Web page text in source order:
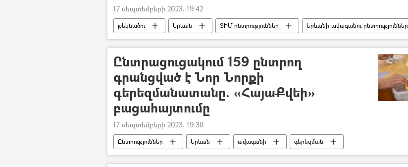
17 սեպտեմբերի 2023, 19:42
թեկնածու Երևան ՏԻՄ ընտրություններ Երևանի ավագանու ընտրություններ
Ընտրացուցակում 159 ընտրող
գրանցված է Նոր Նորքի
գերեզմանատանը. «ՀայաՔվեի»
բացահայտումը
17 սեպտեմբերի 2023, 19:38
Ընտրություններ Երևան ավագանի
գերեզման
«Ազատ Արցախ հայաքվե» նախաձեռնություն